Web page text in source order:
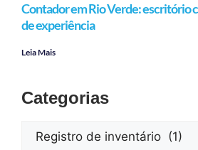
Contador em Rio Verde: escritório
de experiência
Leia Mais
Categorias